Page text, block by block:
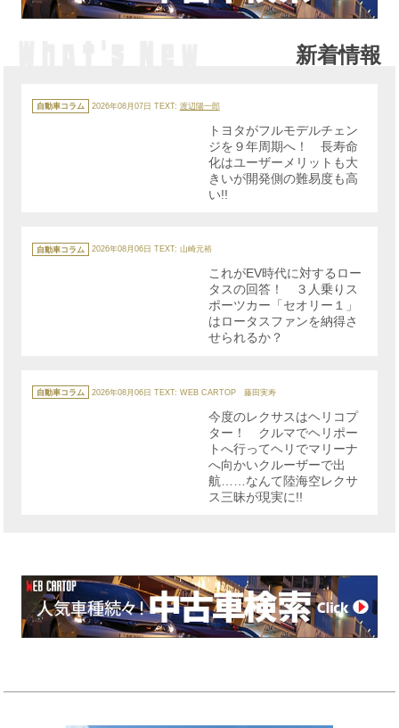
新着情報
カ
テ
ゴ
自動車コラム 2026年08月07日 TEXT: 渡辺陽一郎
トヨタがフルモデルチェン
ジを９年周期へ！ 長寿命
化はユーザーメリットも大
きいが開発側の難易度も高
い!!
テ
ゴ
自動車コラム 2026年08月06日 TEXT: 山崎元裕
これがEV時代に対するロー
タスの回答！ ３人乗りス
ポーツカー「セオリー１」
はロータスファンを納得さ
せられるか？
テ
ゴ
自動車コラム 2026年08月06日 TEXT: WEB CARTOP 藤田実寿
今度のレクサスはヘリコプ
ター！ クルマでヘリポー
トへ行ってヘリでマリーナ
へ向かいクルーザーで出
航……なんて陸海空レクサ
ス三昧が現実に!!